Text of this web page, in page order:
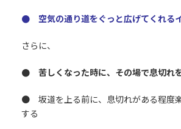
● 空気の通り道をぐっと広げてくれる
さらに、
● 苦しくなった時に、その場で息切れ
● 坂道を上る前に、息切れがある程度
する